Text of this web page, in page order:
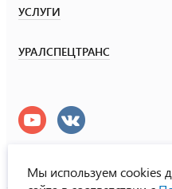
УСЛУГИ
УРАЛСПЕЦТРАНС
Мы используем cookies